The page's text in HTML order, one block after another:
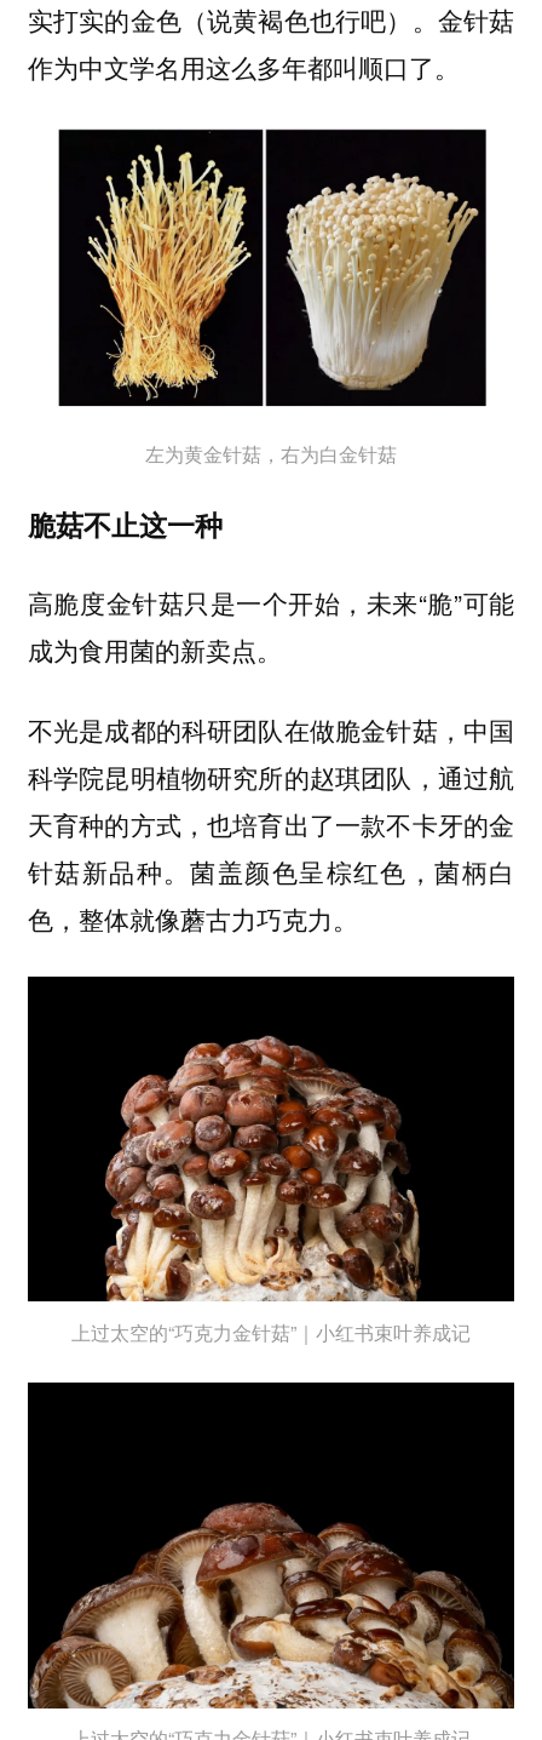
实打实的金色（说黄褐色也行吧）。金针菇
作为中文学名用这么多年都叫顺口了。
左为黄金针菇，右为白金针菇
脆菇不止这一种
高脆度金针菇只是一个开始，未来“脆”可能
成为食用菌的新卖点。
不光是成都的科研团队在做脆金针菇，中国
科学院昆明植物研究所的赵琪团队，通过航
天育种的方式，也培育出了一款不卡牙的金
针菇新品种。菌盖颜色呈棕红色，菌柄白
色，整体就像蘑古力巧克力。
上过太空的“巧克力金针菇”｜小红书束叶养成记